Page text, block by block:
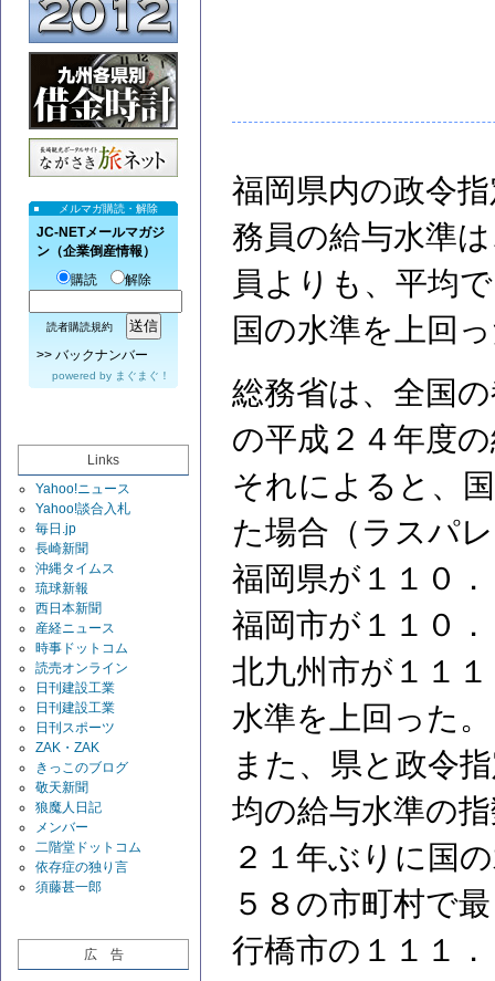
メルマガ購読・解除
JC-NETメールマガジ
ン（企業倒産情報）
購読
解除
読者購読規約
>> バックナンバー
powered by まぐまぐ！
Links
Yahoo!ニュース
Yahoo!談合入札
毎日.jp
長崎新聞
沖縄タイムス
琉球新報
西日本新聞
産経ニュース
時事ドットコム
読売オンライン
日刊建設工業
日刊建設工業
日刊スポーツ
ZAK・ZAK
きっこのブログ
敬天新聞
狼魔人日記
メンバー
二階堂ドットコム
依存症の独り言
須藤甚一郎
広 告
福岡県内の政令
務員の給与水準
員よりも、平均
国の水準を上回
総務省は、全国
の平成２４年度
それによると、
た場合（ラスパ
福岡県が１１０
福岡市が１１０
北九州市が１１
水準を上回った。
また、県と政令
均の給与水準の
２１年ぶりに国
５８の市町村で
行橋市の１１１